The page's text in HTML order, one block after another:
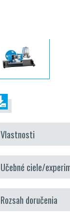
Vlastnosti
výrezový model
Učebné ciele/
oboznámenie sa s
Rozsah doručenia